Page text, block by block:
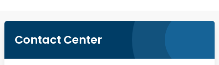
Contact Center